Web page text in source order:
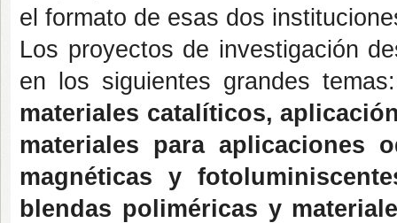
el formato de esas dos
Los proyectos de investigación
en los siguientes grandes
materiales catalíticos,
materiales para aplicaciones
magnéticas y
blendas poliméricas y